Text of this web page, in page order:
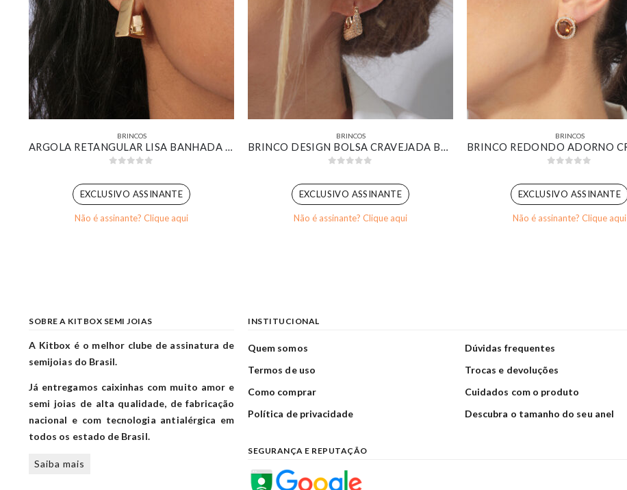
BRINCOS
ARGOLA RETANGULAR LISA BANHADA EM OURO 18K
EXCLUSIVO ASSINANTE
Não é assinante? Clique aqui
BRINCOS
BRINCO DESIGN BOLSA CRAVEJADA BANHADO EM OURO 18K
EXCLUSIVO ASSINANTE
Não é assinante? Clique aqui
BRINCOS
EXCLUSIVO ASSINANTE
Não é assinante? Clique aqui
SOBRE A KITBOX SEMI JOIAS
A Kitbox é o melhor clube de assinatura de
semijoias do Brasil.
Já entregamos caixinhas com muito amor e
semi joias de alta qualidade, de fabricação
nacional e com tecnologia antialérgica em
todos os estado de Brasil.
Saiba mais
INSTITUCIONAL
Quem somos
Termos de uso
Como comprar
Política de privacidade
Dúvidas frequentes
Trocas e devoluções
Cuidados com o produto
Descubra o tamanho do seu anel
SEGURANÇA E REPUTAÇÃO